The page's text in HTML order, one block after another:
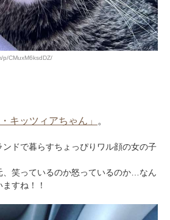
p/CMuxM6ksdDZ/
・キッツィアちゃん」 。
ドで暮らすちょっぴりワル顔の女の子
、笑っているのか怒っているのか…なん
すね！！